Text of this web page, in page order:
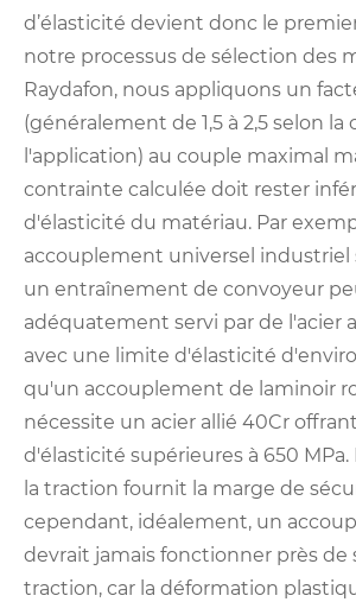
d’élasticité devient donc le
notre processus de sélection des
Raydafon, nous appliquons un
(généralement de 1,5 à 2,5 selon la
l'application) au couple maximal
contrainte calculée doit rester
d'élasticité du matériau. Par
accouplement universel industriel
un entraînement de convoyeur
adéquatement servi par de l'acier
avec une limite d'élasticité
qu'un accouplement de laminoir
nécessite un acier allié 40Cr
d'élasticité supérieures à 650 MPa.
la traction fournit la marge de
cependant, idéalement, un
devrait jamais fonctionner près de
traction, car la déformation